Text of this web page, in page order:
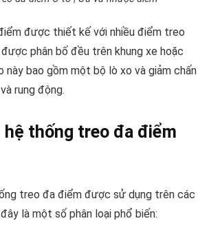
được thiết kế với nhiều điểm treo
phân bố đều trên khung xe hoặc
này bao gồm một bộ lò xo và giảm chấn
rung động.
hệ thống treo đa điểm
treo đa điểm được sử dụng trên các
là một số phân loại phổ biến: